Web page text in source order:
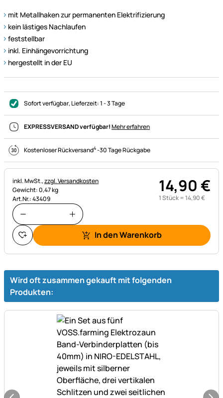
mit Metallhaken zur permanenten Elektrifizierung
kein lästiges Nachlaufen
feststellbar
inkl. Einhängevorrichtung
hergestellt in der EU
Sofort verfügbar, Lieferzeit:1 - 3 Tage
EXPRESSVERSAND verfügbar!Mehr erfahren
Kostenloser Rückversand4-30 Tage Rückgabe
Steuerhinweis:
inkl. MwSt.,zzgl. Versandkosten
Gewicht: 0,47 kg
Art.Nr.: 43409
14,90€
1 Stück =14,90€
In den Warenkorb
Wird oft zusammen gekauft mit folgenden
Produkten: